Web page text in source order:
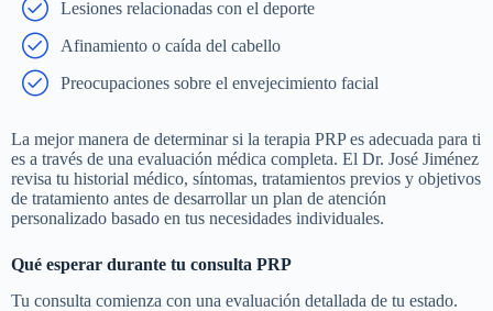
Lesiones relacionadas con el deporte
Afinamiento o caída del cabello
Preocupaciones sobre el envejecimiento facial
La mejor manera de determinar si la terapia PRP es adecuada para ti
es a través de una evaluación médica completa. El Dr. José Jiménez
revisa tu historial médico, síntomas, tratamientos previos y objetivos
de tratamiento antes de desarrollar un plan de atención
personalizado basado en tus necesidades individuales.
Qué esperar durante tu consulta PRP
Tu consulta comienza con una evaluación detallada de tu estado.